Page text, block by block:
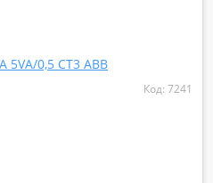
5VA/0,5 СТ3 ABB
Код: 7241